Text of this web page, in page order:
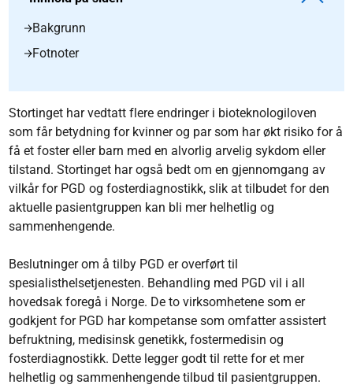
Bakgrunn
Fotnoter
Stortinget har vedtatt flere endringer i bioteknologiloven
som får betydning for kvinner og par som har økt risiko for å
få et foster eller barn med en alvorlig arvelig sykdom eller
tilstand. Stortinget har også bedt om en gjennomgang av
vilkår for PGD og fosterdiagnostikk, slik at tilbudet for den
aktuelle pasientgruppen kan bli mer helhetlig og
sammenhengende.
Beslutninger om å tilby PGD er overført til
spesialisthelsetjenesten. Behandling med PGD vil i all
hovedsak foregå i Norge. De to virksomhetene som er
godkjent for PGD har kompetanse som omfatter assistert
befruktning, medisinsk genetikk, fostermedisin og
fosterdiagnostikk. Dette legger godt til rette for et mer
helhetlig og sammenhengende tilbud til pasientgruppen.